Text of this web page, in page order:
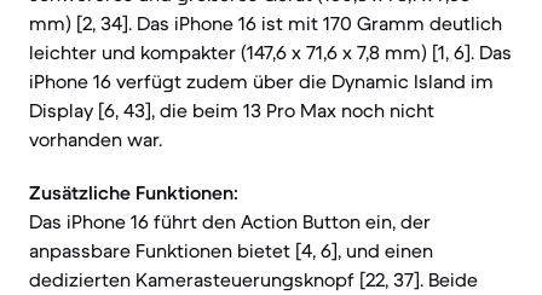
mm) [2, 34]. Das iPhone 16 ist mit 170 Gramm deutlich
leichter und kompakter (147,6 x 71,6 x 7,8 mm) [1, 6]. Das
iPhone 16 verfügt zudem über die Dynamic Island im
Display [6, 43], die beim 13 Pro Max noch nicht
vorhanden war.
Zusätzliche Funktionen:
Das iPhone 16 führt den Action Button ein, der
anpassbare Funktionen bietet [4, 6], und einen
dedizierten Kamerasteuerungsknopf [22, 37]. Beide